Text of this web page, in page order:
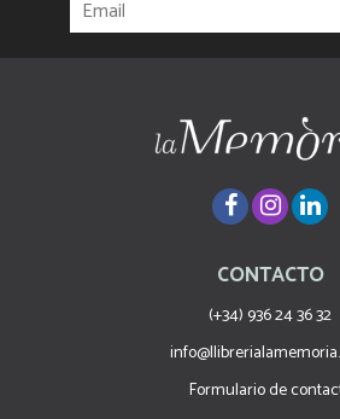
CONTACTO
(+34) 936 24 36 32
Formulario de